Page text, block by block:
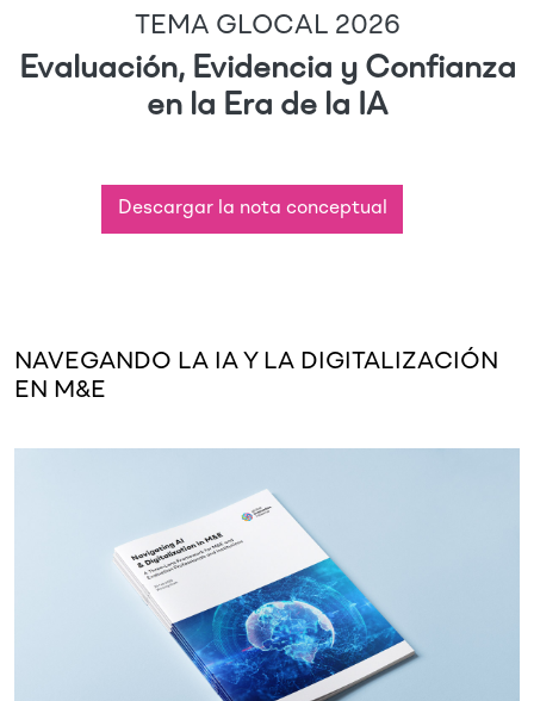
TEMA GLOCAL 2026
Evaluación, Evidencia y Confianza
en la Era de la IA
Descargar la nota conceptual
NAVEGANDO LA IA Y LA DIGITALIZACIÓN
EN M&E